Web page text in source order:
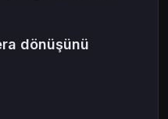
dönüşünü